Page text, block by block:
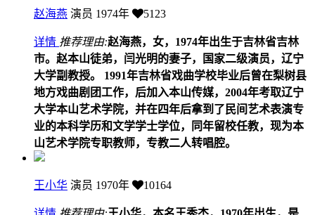
赵海燕 演员 1974年 5123
详情 推荐理由:赵海燕，女，1974年出生于吉林省吉林
市。赵本山徒弟，闫光明的妻子，国家二级演员，辽宁
大学副教授。 1991年吉林省戏曲学校毕业后曾在梨树县
地方戏曲剧团工作，后加入本山传媒，2004年考取辽宁
大学本山艺术学院，并在四年后拿到了民间艺术表演专
业的本科学历和文学学士学位，同年留校任教，现为本
山艺术学院专职教师，专教二人转唱腔。
王小华 演员 1970年 10164